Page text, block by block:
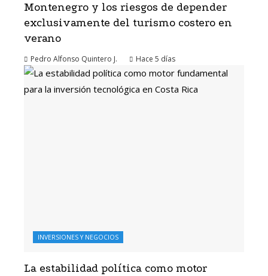
Montenegro y los riesgos de depender
exclusivamente del turismo costero en
verano
Pedro Alfonso Quintero J. Hace 5 días
INVERSIONES Y NEGOCIOS
La estabilidad política como motor